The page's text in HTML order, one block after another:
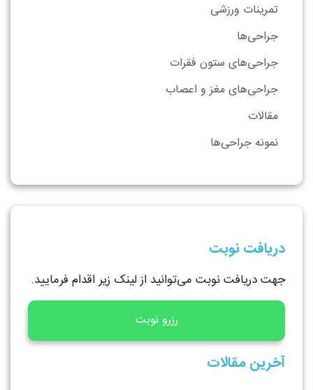
تمرینات ورزشی
جراحی‌ها
جراحی‌های ستون فقرات
جراحی‌های مغز و اعصاب
مقالات
نمونه جراحی‌ها
دریافت نوبت
جهت دریافت نوبت می‌توانید از لینک زیر اقدام فرمایید.
رزرو نوبت
آخرین مقالات